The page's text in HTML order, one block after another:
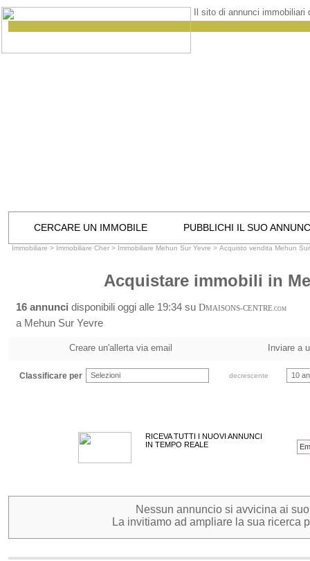
Il sito di annunci immobiliari
CERCARE UN IMMOBILE PUBBLICHI IL SUO
Immobiliare > Immobiliare Cher > Immobiliare Mehun Sur Yevre > Acquisto vendita Mehun
Acquistare immobili in
16 annunci disponibili oggi alle 19:34 su DMAISONS-CENTRE.COM
a Mehun Sur Yevre
Creare un'allerta via email Inviare a
Classificare per Selezioni decrescente 10
RICEVA TUTTI I NUOVI ANNUNCI
IN TEMPO REALE
Nessun annuncio si avvicina ai
La invitiamo ad ampliare la sua ricerca